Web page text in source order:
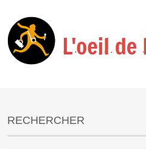
RECHERCHER